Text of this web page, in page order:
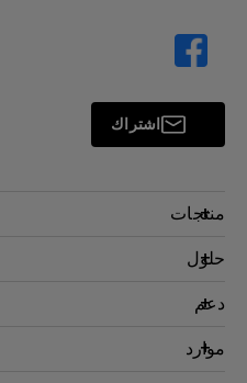
اشتراك
منتجات
بروجكتر
اضاءة
حلول
سفير BenQ AQCOLOR
AQColor
دعم
اتصل بنا
موارد